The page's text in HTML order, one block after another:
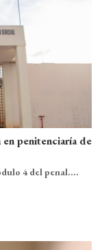
penitenciaría de
4 del penal....